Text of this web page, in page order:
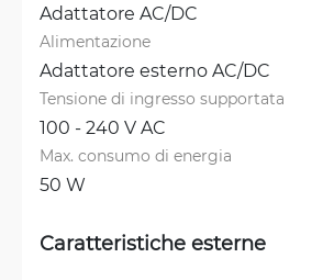
Adattatore AC/DC
Alimentazione
Adattatore esterno AC/DC
Tensione di ingresso supportata
100 - 240 V AC
Max. consumo di energia
50 W
Caratteristiche esterne